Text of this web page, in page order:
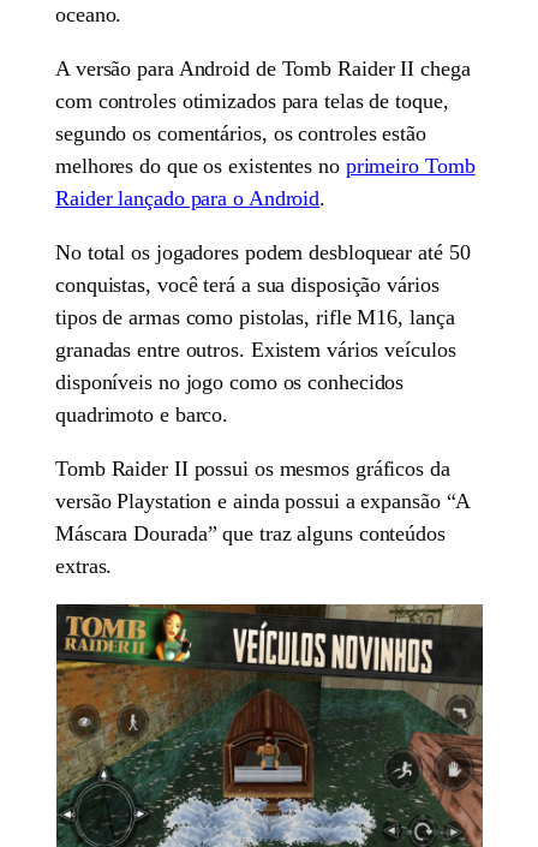
oceano.
A versão para Android de Tomb Raider II chega
com controles otimizados para telas de toque,
segundo os comentários, os controles estão
melhores do que os existentes no primeiro Tomb
Raider lançado para o Android.
No total os jogadores podem desbloquear até 50
conquistas, você terá a sua disposição vários
tipos de armas como pistolas, rifle M16, lança
granadas entre outros. Existem vários veículos
disponíveis no jogo como os conhecidos
quadrimoto e barco.
Tomb Raider II possui os mesmos gráficos da
versão Playstation e ainda possui a expansão “A
Máscara Dourada” que traz alguns conteúdos
extras.